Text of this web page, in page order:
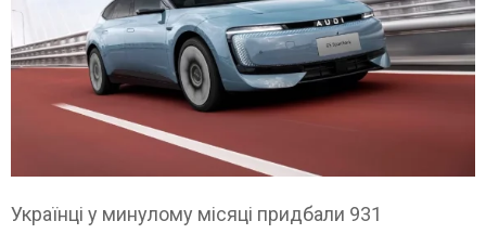
Українці у минулому місяці придбали 931